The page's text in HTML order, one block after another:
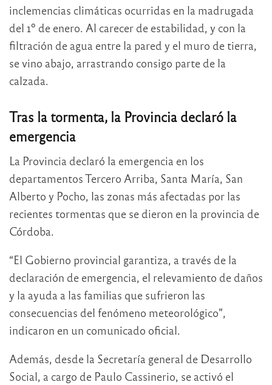
inclemencias climáticas ocurridas en la madrugada
del 1º de enero. Al carecer de estabilidad, y con la
filtración de agua entre la pared y el muro de tierra,
se vino abajo, arrastrando consigo parte de la
calzada.
Tras la tormenta, la Provincia declaró la
emergencia
La Provincia declaró la emergencia en los
departamentos Tercero Arriba, Santa María, San
Alberto y Pocho, las zonas más afectadas por las
recientes tormentas que se dieron en la provincia de
Córdoba.
“El Gobierno provincial garantiza, a través de la
declaración de emergencia, el relevamiento de daños
y la ayuda a las familias que sufrieron las
consecuencias del fenómeno meteorológico”,
indicaron en un comunicado oficial.
Además, desde la Secretaría general de Desarrollo
Social, a cargo de Paulo Cassinerio, se activó el